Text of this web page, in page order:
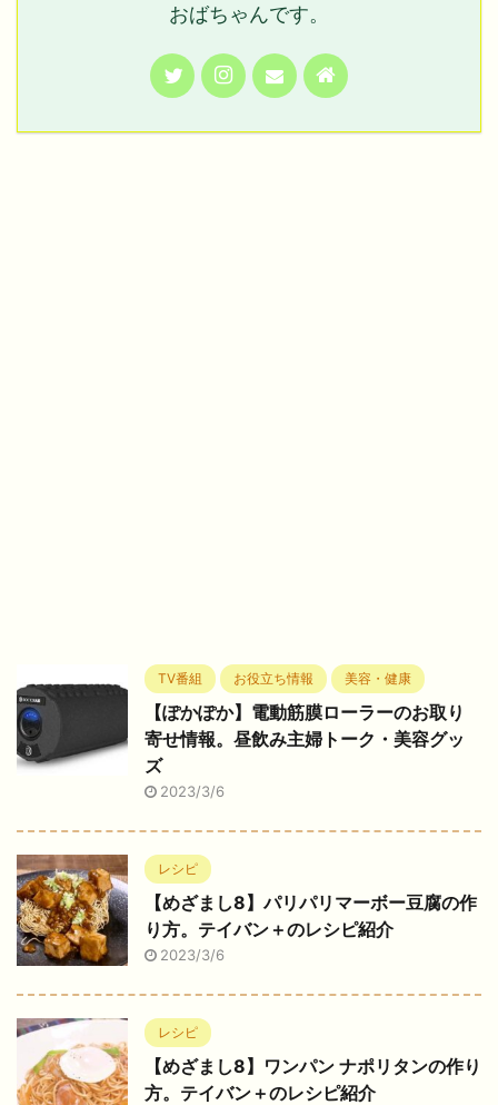
おばちゃんです。
TV番組 お役立ち情報 美容・健康
【ぽかぽか】電動筋膜ローラーのお取り
寄せ情報。昼飲み主婦トーク・美容グッ
ズ
2023/3/6
レシピ
【めざまし8】パリパリマーボー豆腐の作
り方。テイバン＋のレシピ紹介
2023/3/6
レシピ
【めざまし8】ワンパン ナポリタンの作り
方。テイバン＋のレシピ紹介